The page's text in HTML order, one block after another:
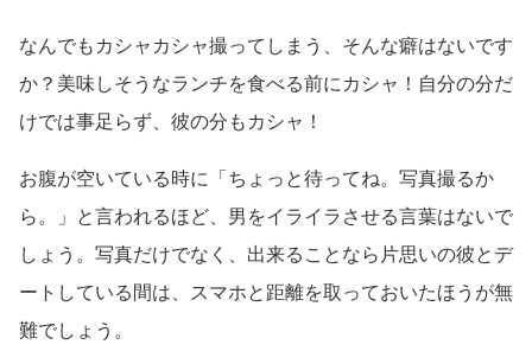
なんでもカシャカシャ撮ってしまう、そんな癖はないです
か？美味しそうなランチを食べる前にカシャ！自分の分だ
けでは事足らず、彼の分もカシャ！
お腹が空いている時に「ちょっと待ってね。写真撮るか
ら。」と言われるほど、男をイライラさせる言葉はないで
しょう。写真だけでなく、出来ることなら片思いの彼とデ
ートしている間は、スマホと距離を取っておいたほうが無
難でしょう。